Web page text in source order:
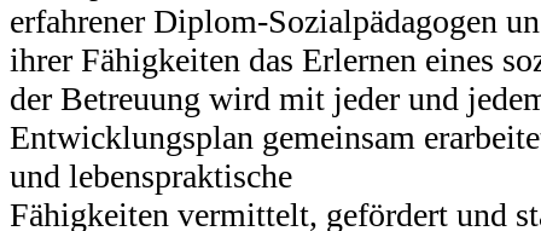
erfahrener Diplom-Sozialpädagogen
ihrer Fähigkeiten das Erlernen eines
der Betreuung wird mit jeder und
Entwicklungsplan gemeinsam
und lebenspraktische
Fähigkeiten vermittelt, gefördert und